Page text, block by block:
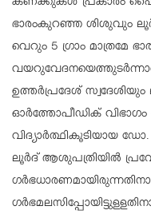
കണക്കുകള്‍ പ്രകാരം
ഭാരംകുറഞ്ഞ ശിശുവും
വെറും 5 ഗ്രാം മാത്രമേ
ഉത്തര്‍പ്രദേശ്
ഓര്‍ത്തോപീഡിക്
വിദ്യാര്‍ത്ഥികൂടിയായ ഡോ.
ലൂര്‍ദ് ആശുപത്രിയില്‍